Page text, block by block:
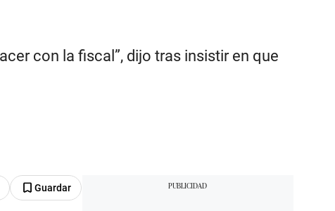
con la fiscal”, dijo tras insistir en que
Guardar